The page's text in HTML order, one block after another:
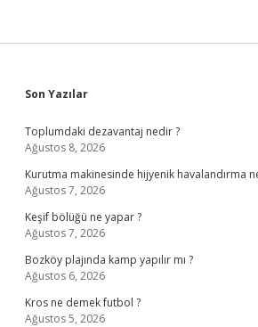
Sidebar
Son Yazılar
Toplumdaki dezavantaj nedir ?
Ağustos 8, 2026
Kurutma makinesinde hijyenik havalandırma
Ağustos 7, 2026
Keşif bölüğü ne yapar ?
Ağustos 7, 2026
Bozköy plajında kamp yapılır mı ?
Ağustos 6, 2026
Kros ne demek futbol ?
Ağustos 5, 2026